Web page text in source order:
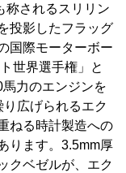
称されるスリリン
投影したフラッグ
国際モーターボー
世界選手権」と
力のエンジンを
広げられるエク
ねる時計製造への
ります。3.5mm厚
クベゼルが、エク